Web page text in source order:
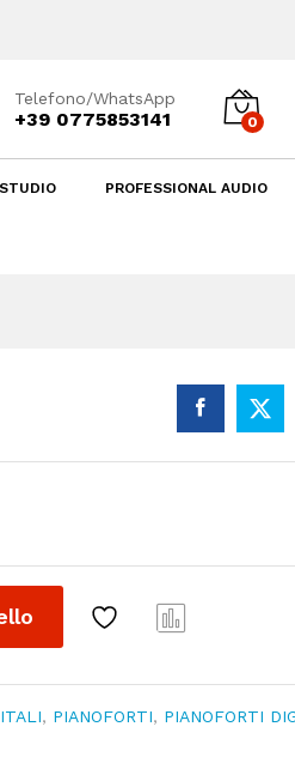
Telefono/WhatsApp
+39 0775853141 0
STUDIO PROFESSIONAL AUDIO
, PIANOFORTI, PIANOFORTI
Aggiungi